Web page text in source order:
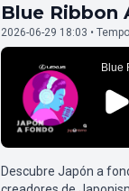
Blue Ribbon
2026-06-29 18:03 •
Descubre Japón a